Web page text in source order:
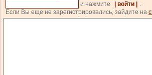
и нажмите
| войти |
.
Если Вы еще не зарегистрировались, зайдите на